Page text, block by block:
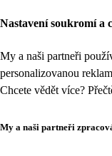
Nastavení soukromí a
My a naši partneři
personalizovanou
Chcete vědět více?
My a naši partneři